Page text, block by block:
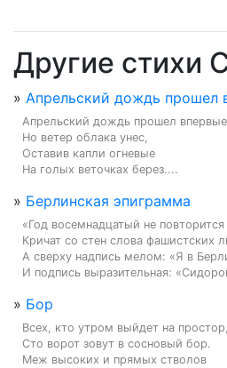
Другие стихи
» Апрельский дождь прошел
Апрельский дождь прошел
Но ветер облака унес,
Оставив капли огневые
На голых веточках берез....
» Берлинская эпиграмма
«Год восемнадцатый не
Кричат со стен слова фашистских
А сверху надпись мелом: «Я в
И подпись выразительная:
» Бор
Всех, кто утром выйдет на простор,
Сто ворот зовут в сосновый бор.
Меж высоких и прямых стволов